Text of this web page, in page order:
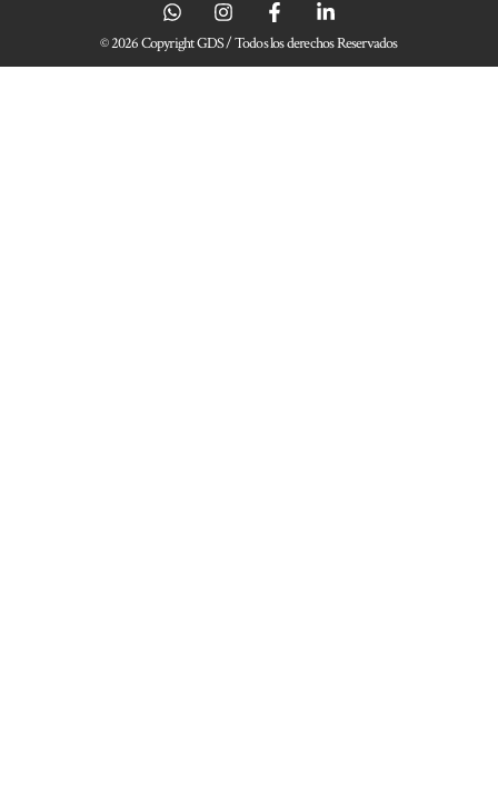
© 2026 Copyright GDS / Todos los derechos Reservados